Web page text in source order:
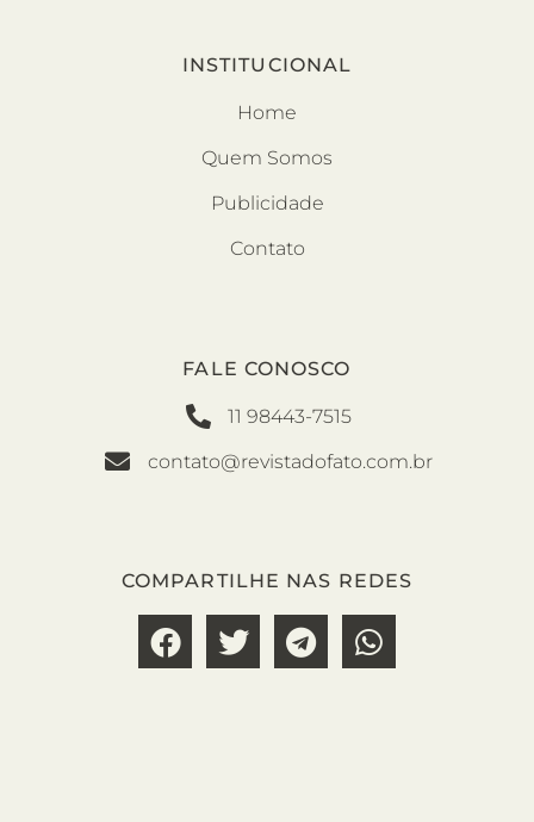
INSTITUCIONAL
Home
Quem Somos
Publicidade
Contato
FALE CONOSCO
11 98443-7515
contato@revistadofato.com.br
COMPARTILHE NAS REDES